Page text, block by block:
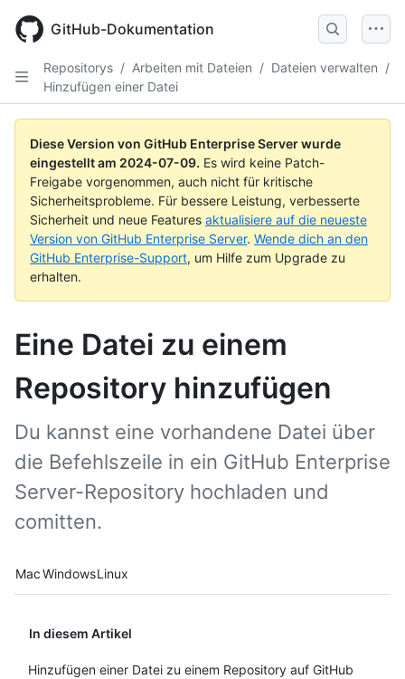
main
GitHub-Dokumentation
Repositorys / Arbeiten mit Dateien / Dateien verwalten /
Hinzufügen einer Datei
Diese Version von GitHub Enterprise Server wurde
eingestellt am 2024-07-09. Es wird keine Patch-
Freigabe vorgenommen, auch nicht für kritische
Sicherheitsprobleme. Für bessere Leistung, verbesserte
Sicherheit und neue Features aktualisiere auf die neueste
Version von GitHub Enterprise Server. Wende dich an den
GitHub Enterprise-Support, um Hilfe zum Upgrade zu
erhalten.
Eine Datei zu einem
Repository hinzufügen
Du kannst eine vorhandene Datei über
die Befehlszeile in ein GitHub Enterprise
Server-Repository hochladen und
comitten.
Platform navigation
MacWindowsLinux
In diesem Artikel
Hinzufügen einer Datei zu einem Repository auf GitHub